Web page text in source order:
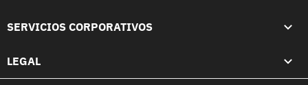
SERVICIOS CORPORATIVOS
LEGAL